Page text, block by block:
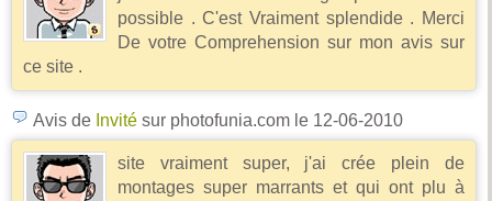
possible . C'est Vraiment splendide . Merci
De votre Comprehension sur mon avis sur
ce site .
Avis de Invité sur photofunia.com le 12-06-2010
site vraiment super, j'ai crée plein de
montages super marrants et qui ont plu à